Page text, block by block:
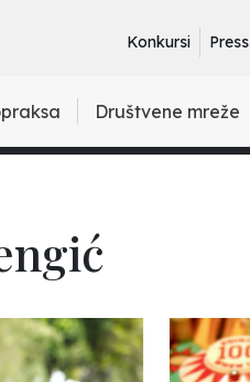
Konkursi Press
Društvene mreže